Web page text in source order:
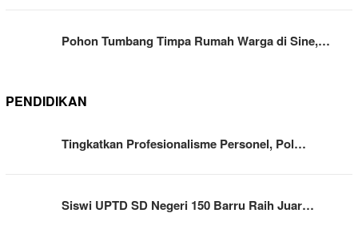
Pohon Tumbang Timpa Rumah Warga di Sine,…
PENDIDIKAN
Tingkatkan Profesionalisme Personel, Pol…
Siswi UPTD SD Negeri 150 Barru Raih Juar…